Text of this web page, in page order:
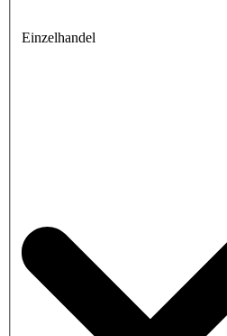
Einzelhandel